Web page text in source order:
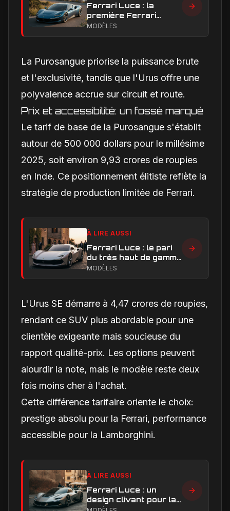
Ferrari Luce : la
première Ferrari
électrique peut-elle
MODÈLES
La Purosangue priorise la puissance brute
et l'exclusivité, tandis que l'Urus offre une
polyvalence accrue sur circuit et route.
Prix et accessibilité: un fossé marqué
Le tarif de base de la Purosangue s'établit
autour de 500 000 dollars pour le millésime
2025, soit environ 9,93 crores de roupies
en Inde. Ce positionnement élitiste reflète la
stratégie de production limitée de Ferrari.
À LIRE AUSSI
Ferrari Luce : le pari
du très haut de gamme
peut-il réussir ?
MODÈLES
L'Urus SE démarre à 4,47 crores de roupies,
rendant ce SUV plus abordable pour une
clientèle exigeante mais soucieuse du
rapport qualité-prix. Les options peuvent
alourdir la note, mais le modèle reste deux
fois moins cher à l'achat.
Cette différence tarifaire oriente le choix:
prestige absolu pour la Ferrari, performance
accessible pour la Lamborghini.
À LIRE AUSSI
Ferrari Luce : un
design clivant pour la
première Ferrari